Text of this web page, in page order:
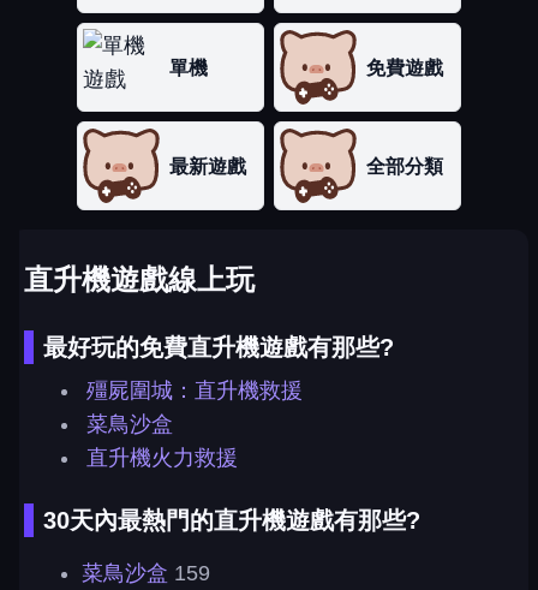
單機 免費遊戲
最新遊戲 全部分類
直升機遊戲線上玩
最好玩的免費直升機遊戲有那些?
殭屍圍城：直升機救援
菜鳥沙盒
直升機火力救援
30天內最熱門的直升機遊戲有那些?
菜鳥沙盒 159